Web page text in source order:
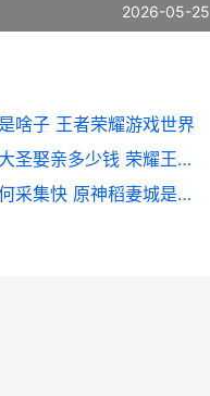
2026-05-25
啥子 王者荣耀游戏世界
王者荣耀荣耀九尾祈愿大圣娶亲多少钱 荣耀王者9
原神稻妻城的紫晶块如何采集快 原神稻妻城是什么